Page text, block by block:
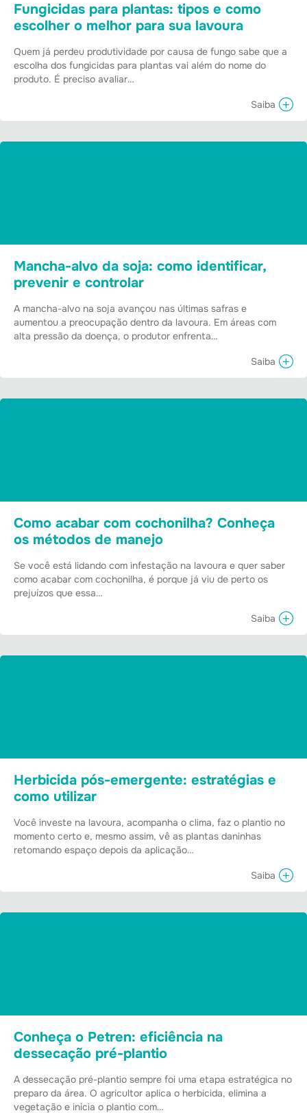
Fungicidas para plantas​: tipos e como
escolher o melhor para sua lavoura
Quem já perdeu produtividade por causa de fungo sabe que a
escolha dos fungicidas para plantas vai além do nome do
produto. É preciso avaliar…
Saiba
Mancha-alvo da soja: como identificar,
prevenir e controlar
A mancha-alvo na soja avançou nas últimas safras e
aumentou a preocupação dentro da lavoura. Em áreas com
alta pressão da doença, o produtor enfrenta…
Saiba
Como acabar com cochonilha? Conheça
os métodos de manejo
Se você está lidando com infestação na lavoura e quer saber
como acabar com cochonilha, é porque já viu de perto os
prejuízos que essa…
Saiba
Herbicida pós-emergente: estratégias e
como utilizar
Você investe na lavoura, acompanha o clima, faz o plantio no
momento certo e, mesmo assim, vê as plantas daninhas
retomando espaço depois da aplicação…
Saiba
Conheça o Petren: eficiência na
dessecação pré-plantio
A dessecação pré-plantio sempre foi uma etapa estratégica no
preparo da área. O agricultor aplica o herbicida, elimina a
vegetação e inicia o plantio com…